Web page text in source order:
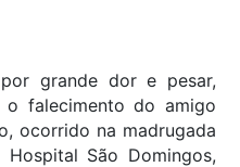
grande dor e pesar,
falecimento do amigo
ocorrido na madrugada
São Domingos,